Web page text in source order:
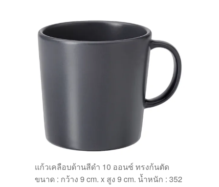
แก้วเคลือบด้านสีดำ 10 ออนซ์ ทรงก้นตัด
ขนาด : กว้าง 9 cm. x สูง 9 cm. น้ำหนัก : 352